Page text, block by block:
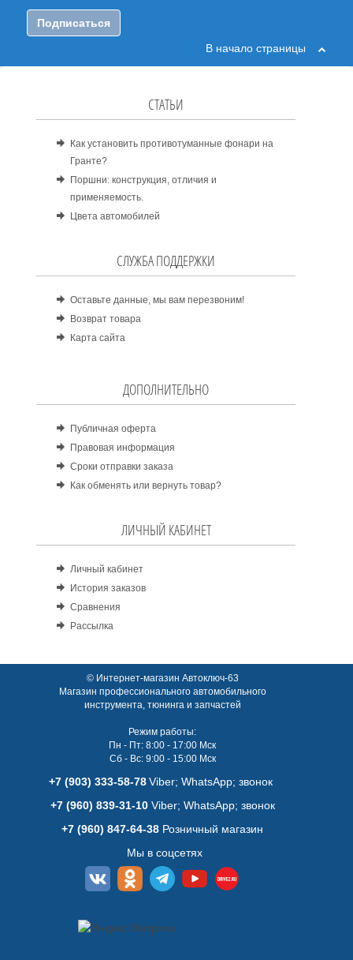
Подписаться
В начало страницы
СТАТЬИ
Как установить противотуманные фонари на
Гранте?
Поршни: конструкция, отличия и
применяемость.
Цвета автомобилей
СЛУЖБА ПОДДЕРЖКИ
Оставьте данные, мы вам перезвоним!
Возврат товара
Карта сайта
ДОПОЛНИТЕЛЬНО
Публичная оферта
Правовая информация
Сроки отправки заказа
Как обменять или вернуть товар?
ЛИЧНЫЙ КАБИНЕТ
Личный кабинет
История заказов
Сравнения
Рассылка
© Интернет-магазин Автоключ-63
Магазин профессионального автомобильного
инструмента, тюнинга и запчастей
Режим работы:
Пн - Пт: 8:00 - 17:00 Мск
Сб - Вс: 9:00 - 15:00 Мск
+7 (903) 333-58-78 Viber; WhatsАpp; звонок
+7 (960) 839-31-10Viber; WhatsАpp; звонок
+7 (960) 847-64-38 Розничный магазин
Мы в соцсетях